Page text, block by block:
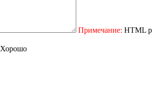
Примечание: HTML
Хорошо